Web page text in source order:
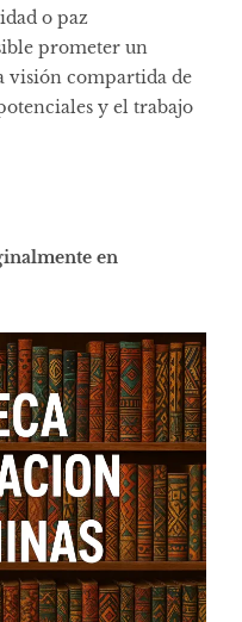
o paz
prometer un
visión compartida de
y el trabajo
en